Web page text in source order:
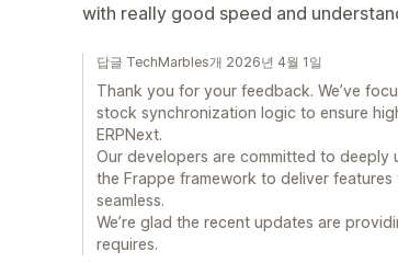
with really good speed and
답글 TechMarbles개 2026년 4월 1일
Thank you for your feedback. We’ve
stock synchronization logic to ensure
ERPNext.
Our developers are committed to
the Frappe framework to deliver
seamless.
We’re glad the recent updates are
requires.